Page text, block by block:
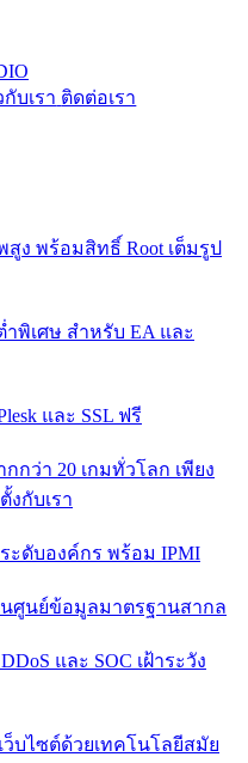
กับเรา ติดต่อเรา
ง พร้อมสิทธิ์ Root เต็มรูป
ำพิเศษ สำหรับ EA และ
และ SSL ฟรี
กว่า 20 เกมทั่วโลก เพียง
งกับเรา
ระดับองค์กร พร้อม IPMI
นศูนย์ข้อมูลมาตรฐานสากล
และ SOC เฝ้าระวัง
บไซต์ด้วยเทคโนโลยีสมัย